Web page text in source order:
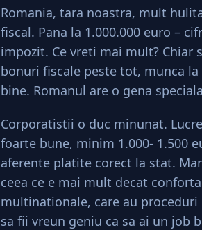
Romania, tara noastra, mult
fiscal. Pana la 1.000.000 euro –
impozit. Ce vreti mai mult? Chiar
bonuri fiscale peste tot, munca
bine. Romanul are o gena
Corporatistii o duc minunat.
foarte bune, minim 1.000- 1.500
aferente platite corect la stat.
ceea ce e mai mult decat
multinationale, care au
sa fii vreun geniu ca sa ai un job